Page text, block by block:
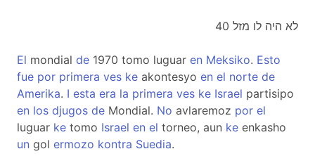
לא היה לו מזל 40
El mondial de 1970 tomo luguar en Meksiko. Esto
fue por primera ves ke akontesyo en el norte de
Amerika. I esta era la primera ves ke Israel partisipo
en los djugos de Mondial. No avlaremoz por el
luguar ke tomo Israel en el torneo, aun ke enkasho
un gol ermozo kontra Suedia.